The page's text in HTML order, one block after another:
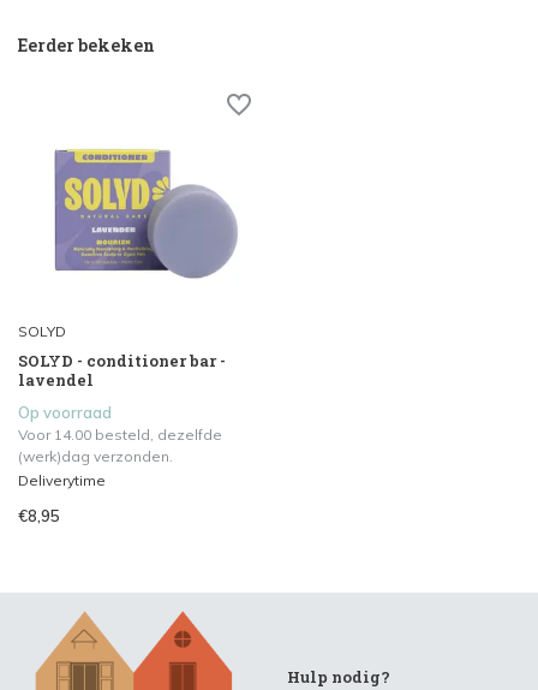
Eerder bekeken
SOLYD
SOLYD - conditioner bar -
lavendel
Op voorraad
Voor 14.00 besteld, dezelfde
(werk)dag verzonden.
Deliverytime
€8,95
Hulp nodig?